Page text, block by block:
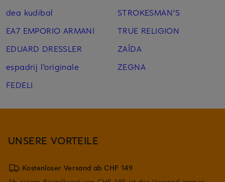
dea kudibal
EA7 EMPORIO ARMANI
EDUARD DRESSLER
espadrij l'originale
FEDELI
STROKESMAN'S
TRUE RELIGION
ZAÍDA
ZEGNA
UNSERE VORTEILE
Kostenloser Versand ab CHF 149